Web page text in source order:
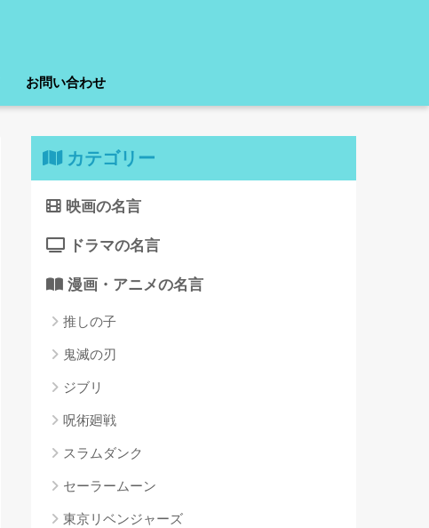
お問い合わせ
カテゴリー
映画の名言
ドラマの名言
漫画・アニメの名言
推しの子
鬼滅の刃
ジブリ
呪術廻戦
スラムダンク
セーラームーン
東京リベンジャーズ